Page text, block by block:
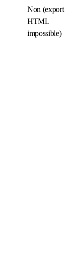
Non (export
HTML
impossible)